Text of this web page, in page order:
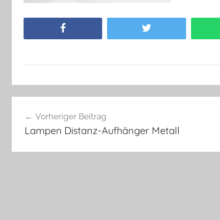
Twitter
Vorheriger Beitrag
Lampen Distanz-Aufhänger Metall